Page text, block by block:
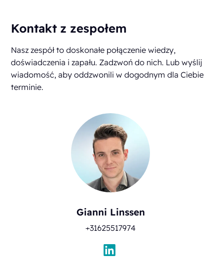
Kontakt z zespołem
Nasz zespół to doskonałe połączenie wiedzy,
doświadczenia i zapału. Zadzwoń do nich. Lub wyślij
wiadomość, aby oddzwonili w dogodnym dla Ciebie
terminie.
Gianni Linssen
+31625517974